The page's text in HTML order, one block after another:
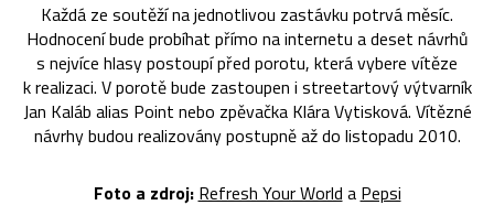
Každá ze soutěží na jednotlivou zastávku potrvá měsíc.
Hodnocení bude probíhat přímo na internetu a deset návrhů
s nejvíce hlasy postoupí před porotu, která vybere vítěze
k realizaci. V porotě bude zastoupen i streetartový výtvarník
Jan Kaláb alias Point nebo zpěvačka Klára Vytisková. Vítězné
návrhy budou realizovány postupně až do listopadu 2010.
Foto a zdroj: Refresh Your World a Pepsi